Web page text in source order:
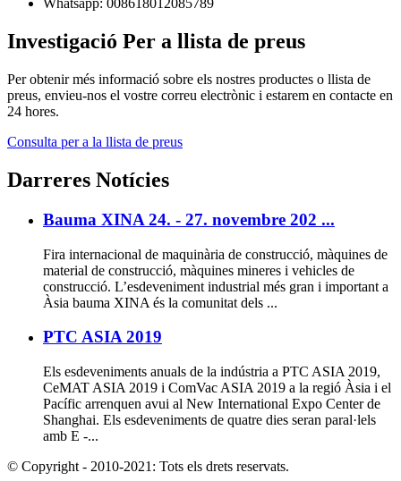
Whatsapp: 008618012085789
Investigació Per a llista de preus
Per obtenir més informació sobre els nostres productes o llista de
preus, envieu-nos el vostre correu electrònic i estarem en contacte en
24 hores.
Consulta per a la llista de preus
Darreres Notícies
Bauma XINA 24. - 27. novembre 202 ...
Fira internacional de maquinària de construcció, màquines de
material de construcció, màquines mineres i vehicles de
construcció. L’esdeveniment industrial més gran i important a
Àsia bauma XINA és la comunitat dels ...
PTC ASIA 2019
Els esdeveniments anuals de la indústria a PTC ASIA 2019,
CeMAT ASIA 2019 i ComVac ASIA 2019 a la regió Àsia i el
Pacífic arrenquen avui al New International Expo Center de
Shanghai. Els esdeveniments de quatre dies seran paral·lels
amb E -...
© Copyright - 2010-2021: Tots els drets reservats.